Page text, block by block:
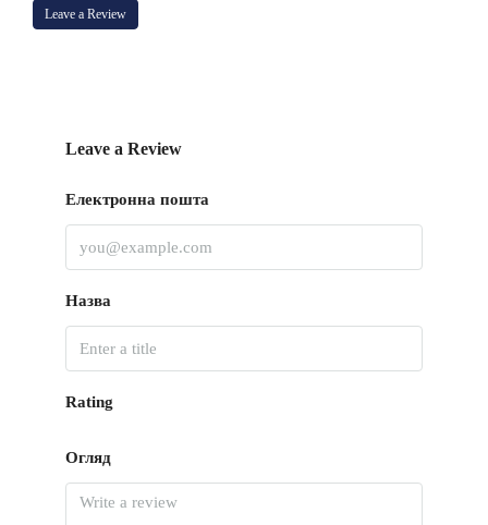
Leave a Review
Leave a Review
Електронна пошта
Назва
Rating
Огляд